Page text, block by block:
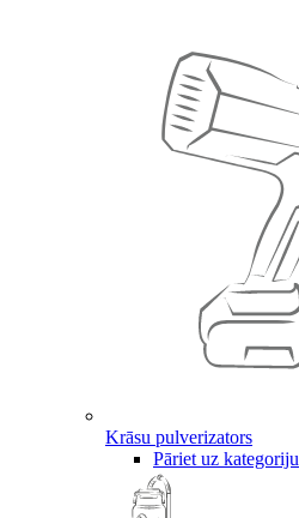
Krāsu pulverizators
Pāriet uz kategoriju